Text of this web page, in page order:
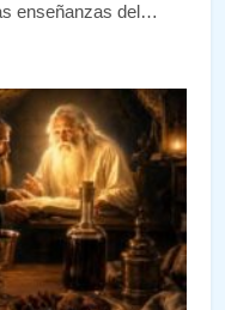
enseñanzas del…